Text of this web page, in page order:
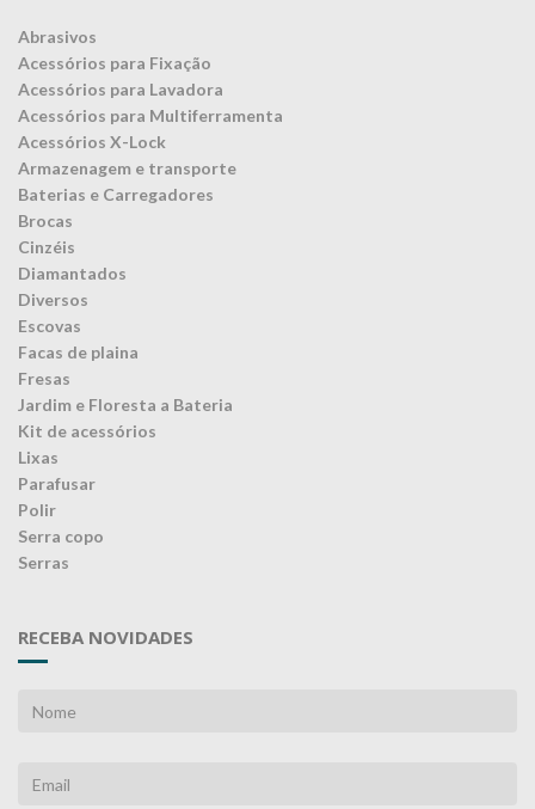
Abrasivos
Acessórios para Fixação
Acessórios para Lavadora
Acessórios para Multiferramenta
Acessórios X-Lock
Armazenagem e transporte
Baterias e Carregadores
Brocas
Cinzéis
Diamantados
Diversos
Escovas
Facas de plaina
Fresas
Jardim e Floresta a Bateria
Kit de acessórios
Lixas
Parafusar
Polir
Serra copo
Serras
RECEBA NOVIDADES